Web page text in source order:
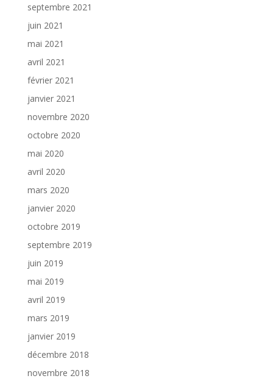
septembre 2021
juin 2021
mai 2021
avril 2021
février 2021
janvier 2021
novembre 2020
octobre 2020
mai 2020
avril 2020
mars 2020
janvier 2020
octobre 2019
septembre 2019
juin 2019
mai 2019
avril 2019
mars 2019
janvier 2019
décembre 2018
novembre 2018